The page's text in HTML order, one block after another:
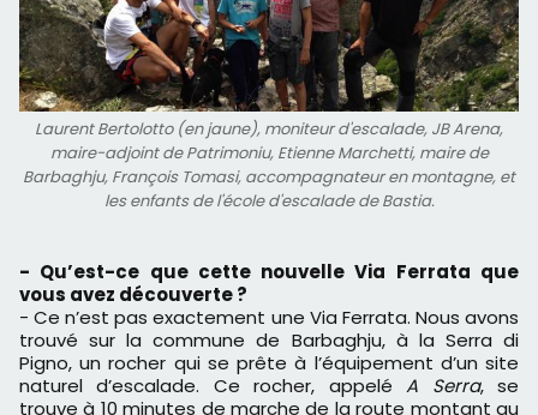
Laurent Bertolotto (en jaune), moniteur d'escalade, JB Arena,
maire-adjoint de Patrimoniu, Etienne Marchetti, maire de
Barbaghju, François Tomasi, accompagnateur en montagne, et
les enfants de l'école d'escalade de Bastia.
- Qu’est-ce que cette nouvelle Via Ferrata que
vous avez découverte ?
- Ce n’est pas exactement une Via Ferrata. Nous avons
trouvé sur la commune de Barbaghju, à la Serra di
Pigno, un rocher qui se prête à l’équipement d’un site
naturel d’escalade. Ce rocher, appeléA Serra, se
trouve à 10 minutes de marche de la route montant au